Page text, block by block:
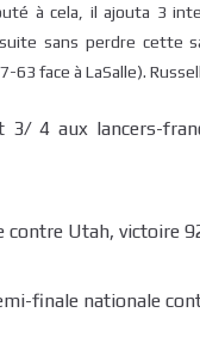
à cela, il ajouta 3
sans perdre cette
63 face à LaSalle).
4 aux lancers-
contre Utah, victoire
finale nationale